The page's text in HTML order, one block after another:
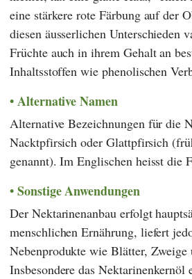
eine stärkere rote Färbung auf der
diesen äusserlichen Unterschieden
Früchte auch in ihrem Gehalt an
Inhaltsstoffen wie phenolischen
Alternative Namen
Alternative Bezeichnungen für die
Nacktpfirsich oder Glattpfirsich
genannt). Im Englischen heisst die
Sonstige Anwendungen
Der Nektarinenanbau erfolgt
menschlichen Ernährung, liefert
Nebenprodukte wie Blätter, Zweige
Insbesondere das Nektarinenkernöl